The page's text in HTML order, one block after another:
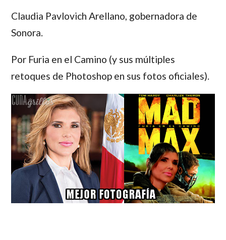
Claudia Pavlovich Arellano, gobernadora de
Sonora.
Por Furia en el Camino (y sus múltiples
retoques de Photoshop en sus fotos oficiales).